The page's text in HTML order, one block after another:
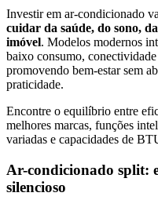
Investir em ar-condicionado
cuidar da saúde, do sono,
imóvel. Modelos modernos
baixo consumo,
promovendo bem-estar sem
praticidade.
Encontre o equilíbrio entre
melhores marcas, funções
variadas e capacidades de
Ar-condicionado split:
silencioso